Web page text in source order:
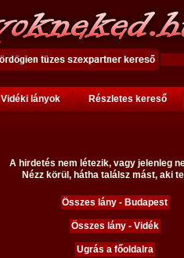
Vidéki lányok Részletes kereső
A hirdetés nem létezik, vagy jelenleg
Nézz körül, hátha találsz mást, aki
Összes lány - Budapest
Összes lány - Vidék
Ugrás a főoldalra